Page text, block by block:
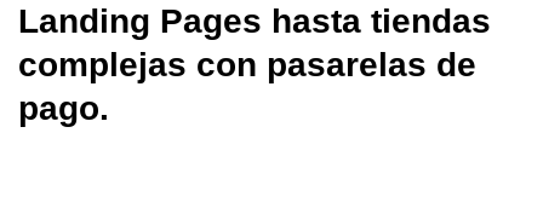
Landing Pages hasta tiendas
complejas con pasarelas de
pago.